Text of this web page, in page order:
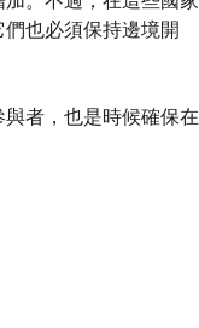
也必須保持邊境開
者，也是時候確保在